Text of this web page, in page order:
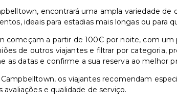
encontrará uma ampla variedade
ideais para estadias mais longas ou para
começam a partir de 100€ por noite, com
de outros viajantes e filtrar por categoria,
as datas e confirme a sua reserva ao melhor
os viajantes recomendam
avaliações e qualidade de serviço.